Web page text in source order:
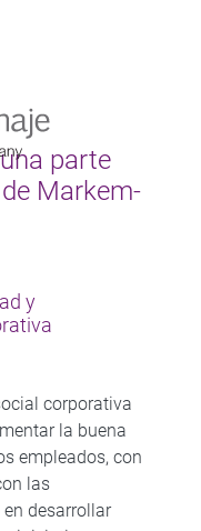
parte
Markem-
y
corporativa
la buena
empleados, con
las
desarrollar